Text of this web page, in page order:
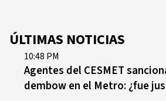
ÚLTIMAS NOTICIAS
10:48 PM
Agentes del CESMET
dembow en el Metro: ¿fue